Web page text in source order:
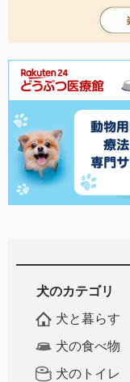
犬のカテゴリ
犬と暮らす
犬の食べ物
犬のトイレ